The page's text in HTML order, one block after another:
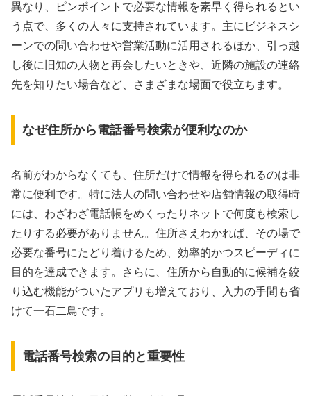
異なり、ピンポイントで必要な情報を素早く得られるとい
う点で、多くの人々に支持されています。主にビジネスシ
ーンでの問い合わせや営業活動に活用されるほか、引っ越
し後に旧知の人物と再会したいときや、近隣の施設の連絡
先を知りたい場合など、さまざまな場面で役立ちます。
なぜ住所から電話番号検索が便利なのか
名前がわからなくても、住所だけで情報を得られるのは非
常に便利です。特に法人の問い合わせや店舗情報の取得時
には、わざわざ電話帳をめくったりネットで何度も検索し
たりする必要がありません。住所さえわかれば、その場で
必要な番号にたどり着けるため、効率的かつスピーディに
目的を達成できます。さらに、住所から自動的に候補を絞
り込む機能がついたアプリも増えており、入力の手間も省
けて一石二鳥です。
電話番号検索の目的と重要性